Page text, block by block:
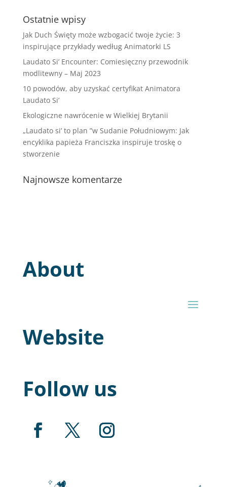
Ostatnie wpisy
Jak Duch Święty może wzbogacić twoje życie: 3
inspirujące przykłady według Animatorki LS
Laudato Si’ Encounter: Comiesięczny przewodnik
modlitewny – Maj 2023
10 powodów, aby uzyskać certyfikat Animatora
Laudato Si’
Ekologiczne nawrócenie w Wielkiej Brytanii
„Laudato si’ to plan ”w Sudanie Południowym: Jak
encyklika papieża Franciszka inspiruje troskę o
stworzenie
Najnowsze komentarze
About
Website
Follow us